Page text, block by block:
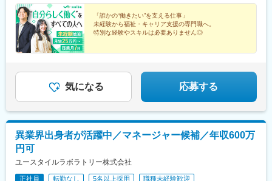
本八幡／市川市南八幡4-15-15■三田駅前／三田市駅前町1-38■泉
佐野／大阪府泉佐野市上町3-3-18■佐賀／佐賀市駅前中央1-7-1■つ
くば／つくば市吾妻1-10-1■相模大野／相模原市南区相模大野3-
19-13■新横浜西口／横浜市神奈川区鶴屋町2-2-17■宮崎橘通／宮
崎市橘通東4-1-2※いずれも開所予定となります。◎受動喫煙対策
駅、新横浜駅、本厚木駅、藤沢駅、溝の口駅、上大岡駅、戸塚
駅、横須賀中央駅、川崎駅、京急川崎駅、平塚駅、向ケ丘遊園
駅、橋本駅(神奈川県)、相模大野駅、横浜駅、新潟駅、電気ビル前
駅、北鉄金沢駅、松本駅、長野駅、名鉄岐阜駅、静岡駅、新浜松
駅、浜北駅、沼津駅、名鉄名古屋駅、名古屋駅、今池駅(愛知県)、
駅、四条駅(京都市営)、烏丸駅、京都河原町駅、西院駅(阪急線)、
桃山御陵前駅、烏丸御池駅、大阪阿部野橋駅、大阪駅、新大阪
駅、淡路駅、文の里駅、枚方市駅、大阪城北詰駅、堺筋本町駅、
駅、稲荷町駅(広島県)、広島駅、福山駅、呉駅、銀山町駅、西条駅
駅(福岡県)、黒崎駅、西鉄久留米駅、戸畑駅、佐賀駅、八千代町
「誰かの“働きたい”を支える仕事」
未経験から福祉・キャリア支援の専門職へ。
特別な経験やスキルは必要ありません◎
気になる 応募する
異業界出身者が活躍中／マネージャー候補／年収600万
円可
ユースタイルラボラトリー株式会社
正社員 転勤なし 5名以上採用 職種未経験歓迎